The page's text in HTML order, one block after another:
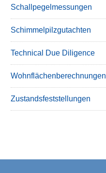
Schallpegelmessungen
Schimmelpilzgutachten
Technical Due Diligence
Wohnflächenberechnungen
Zustandsfeststellungen